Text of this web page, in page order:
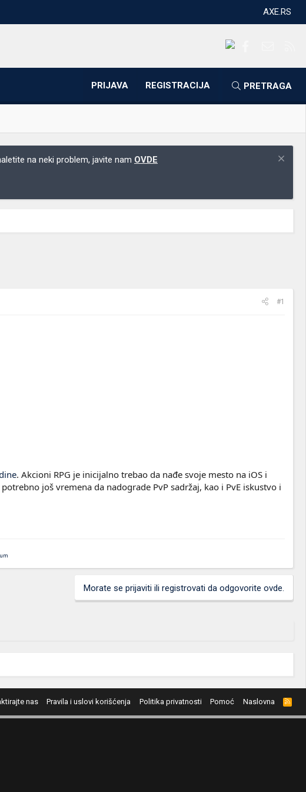
AXE.RS
PRIJAVA REGISTRACIJA PRETRAGA
na neki problem, javite nam OVDE
#1
. Akcioni RPG je inicijalno trebao da nađe svoje mesto na iOS i
još vremena da nadograde PvP sadržaj, kao i PvE iskustvo i
Morate se prijaviti ili registrovati da odgovorite ovde.
nas Pravila i uslovi korišćenja Politika privatnosti Pomoć Naslovna
R
S
S